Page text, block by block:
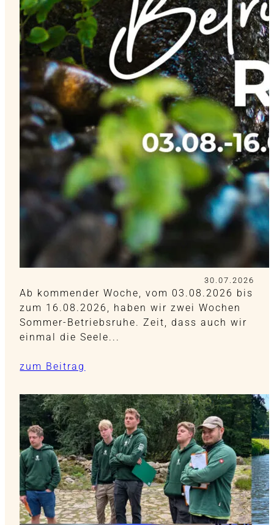
30.07.2026
Ab kommender Woche, vom 03.08.2026 bis
zum 16.08.2026, haben wir zwei Wochen
Sommer-Betriebsruhe. Zeit, dass auch wir
einmal die Seele...
zum Beitrag